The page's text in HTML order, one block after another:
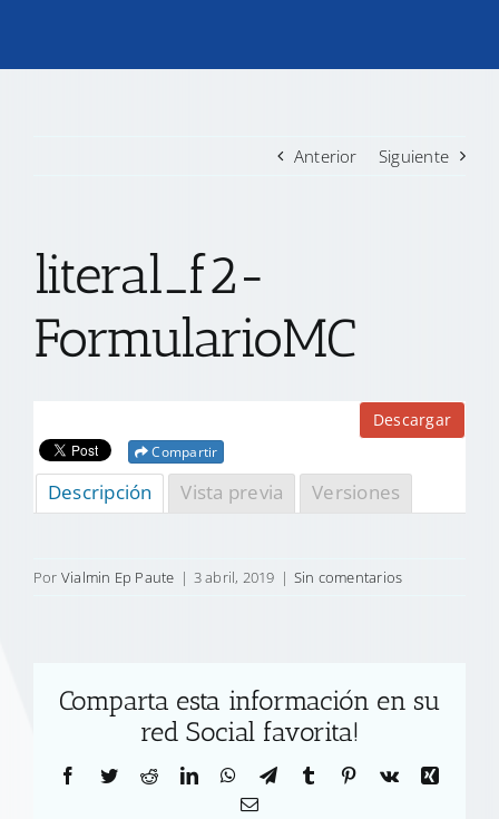
TRANSPARENCIA
CONTACTO
Anterior Siguiente
literal_f2-
FormularioMC
Descargar
Compartir
Descripción Vista previa Versiones
Por Vialmin Ep Paute | 3 abril, 2019 | Sin comentarios
Comparta esta información en su
red Social favorita!
Facebook
TwitterRedditLinkedInWhatsApp
TelegramTumblr Pinterest
Vk
Xing
Correo